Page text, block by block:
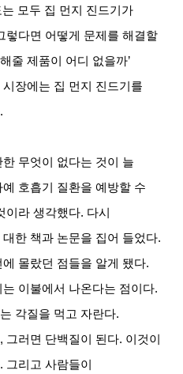
는 모두 집 먼지 진드기가
렇다면 어떻게 문제를 해결할
줄 제품이 어디 없을까’
장에는 집 먼지 진드기를
.
무엇이 없다는 것이 늘
호흡기 질환을 예방할 수
이라 생각했다. 다시
한 책과 논문을 집어 들었다.
몰랐던 점들을 알게 됐다.
이불에서 나온다는 점이다.
각질을 먹고 자란다.
, 그러면 단백질이 된다. 이것이
. 그리고 사람들이